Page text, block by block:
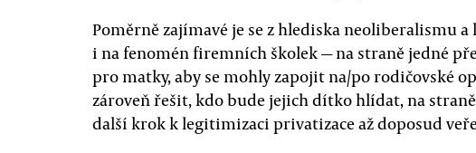
Poměrně zajímavé je se z hlediska neoliberalismu
i na fenomén firemních školek — na straně jedné
pro matky, aby se mohly zapojit na/po rodičovské
zároveň řešit, kdo bude jejich dítko hlídat, na
další krok k legitimizaci privatizace až doposud